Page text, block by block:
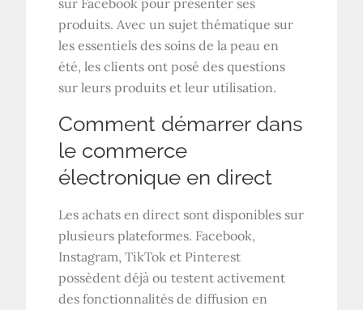
produits. Avec un sujet thématique sur
les essentiels des soins de la peau en
été, les clients ont posé des questions
sur leurs produits et leur utilisation.
Comment démarrer dans
le commerce
électronique en direct
Les achats en direct sont disponibles sur
plusieurs plateformes. Facebook,
Instagram, TikTok et Pinterest
possèdent déjà ou testent activement
des fonctionnalités de diffusion en